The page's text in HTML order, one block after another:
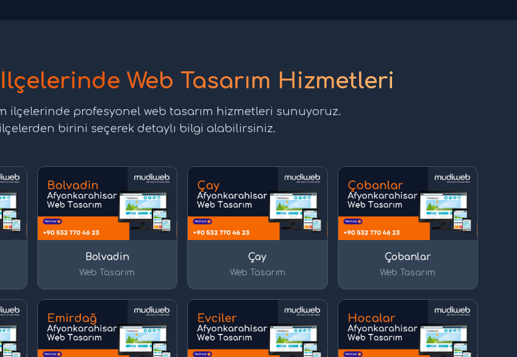
Web Tasarım Hizmetleri
ilçelerinde profesyonel web tasarım hizmetleri sunuyoruz.
birini seçerek detaylı bilgi alabilirsiniz.
Bolvadin
Web Tasarım
Çay
Web Tasarım
Çobanlar
Web Tasarım